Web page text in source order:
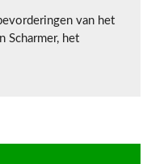
van het
Scharmer, het